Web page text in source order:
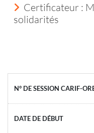
Certificateur :
solidarités